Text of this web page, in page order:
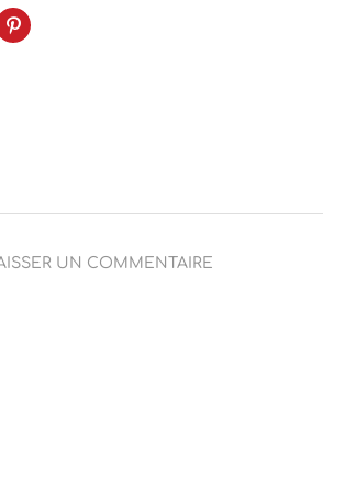
UN COMMENTAIRE